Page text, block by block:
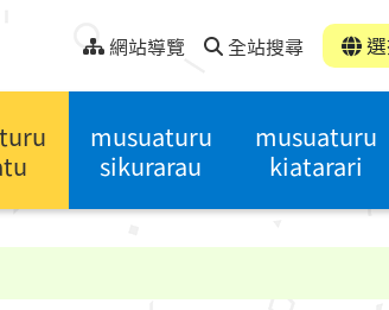
網站導覽 全站搜尋
musuaturu
sikurarau
musuaturu
kiatarari